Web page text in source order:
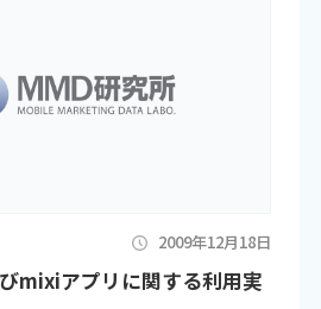
2009年12月18日
mixiアプリに関する利用実